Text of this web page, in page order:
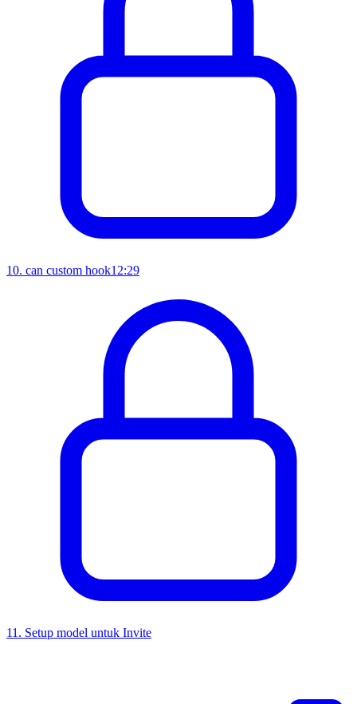
10. can custom hook12:29
11 . Setup model untuk Invite